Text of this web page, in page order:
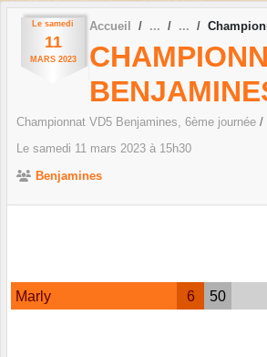
Le samedi
11
MARS 2023
Accueil
Championnat VD5 Benjamines, 6ème journée /
Le samedi 11 mars 2023 à 15h30
Benjamines
Marly 6 50